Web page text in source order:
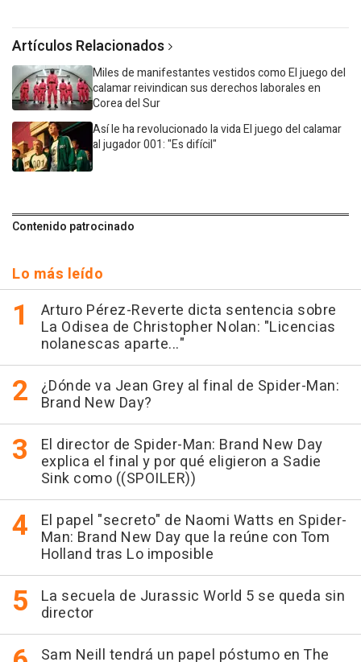
Artículos Relacionados
Miles de manifestantes vestidos como El juego del
calamar reivindican sus derechos laborales en
Corea del Sur
Así le ha revolucionado la vida El juego del calamar
al jugador 001: "Es difícil"
Contenido patrocinado
Lo más leído
Arturo Pérez-Reverte dicta sentencia sobre
La Odisea de Christopher Nolan: "Licencias
nolanescas aparte..."
¿Dónde va Jean Grey al final de Spider-Man:
Brand New Day?
El director de Spider-Man: Brand New Day
explica el final y por qué eligieron a Sadie
Sink como ((SPOILER))
El papel "secreto" de Naomi Watts en Spider-
Man: Brand New Day que la reúne con Tom
Holland tras Lo imposible
La secuela de Jurassic World 5 se queda sin
director
Sam Neill tendrá un papel póstumo en The